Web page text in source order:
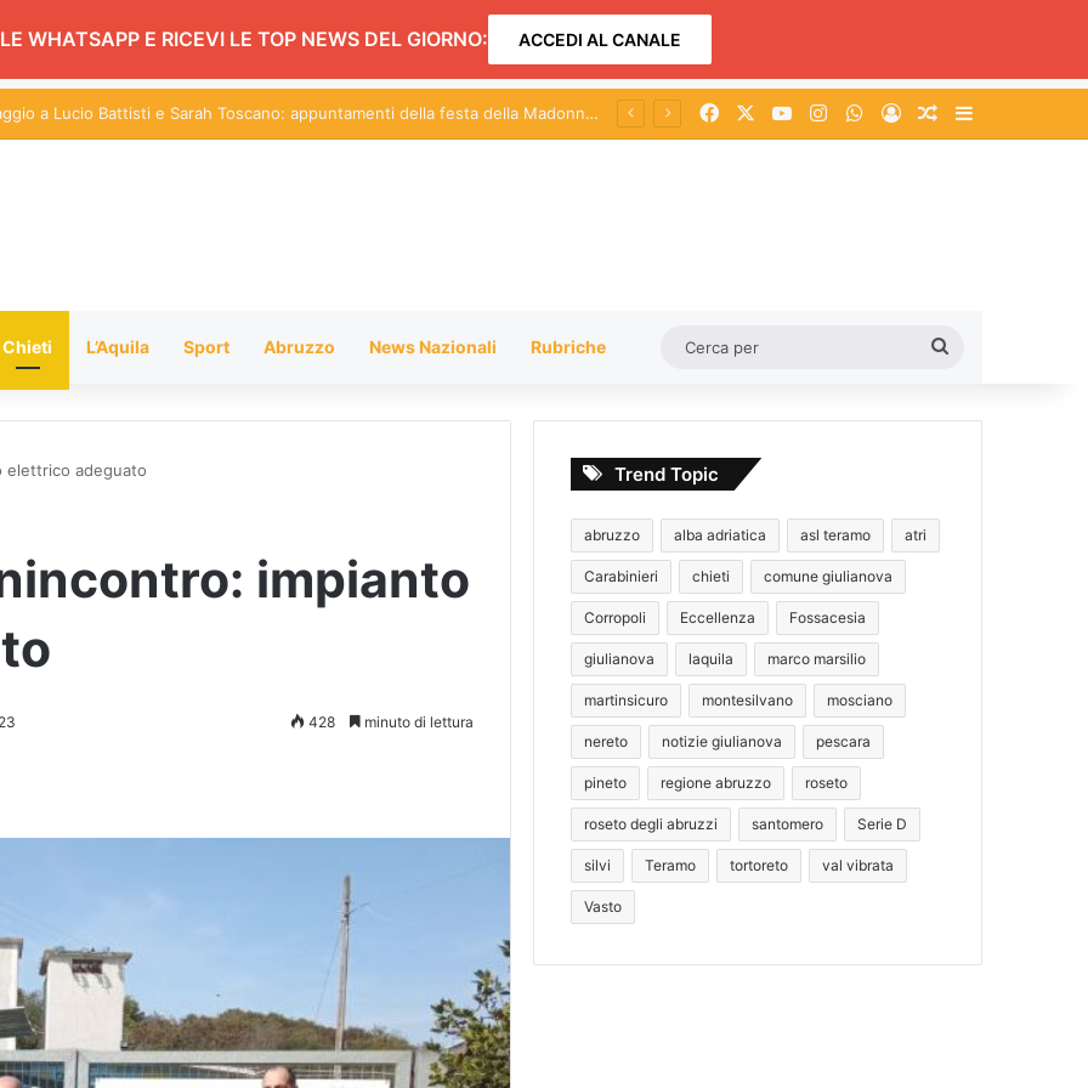
WHATSAPP E RICEVI LE TOP NEWS DEL GIORNO: ACCEDI AL CANALE
sul Pil: in Abruzzo nel 2026 cresce dello 0,9% Facebook You TubeInstagramWhatsApp
AccediUn articolo a
Chieti L’Aquila Sport Abruzzo News Nazionali Rubriche
elettrico adeguato
impianto
428 minuto di lettura
Trend Topic
abruzzo alba adriatica asl teramo atri
Carabinieri chieti comune giulianova
Corropoli Eccellenza Fossacesia
giulianova laquila marco marsilio
martinsicuro montesilvano mosciano
nereto notizie giulianova pescara
pineto regione abruzzo roseto
roseto degli abruzzi santomero Serie D
silvi Teramo tortoreto val vibrata
Vasto